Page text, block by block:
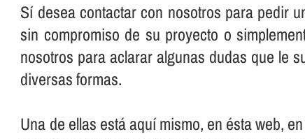
Sí­ desea contactar con nosotros para pedir
sin compromiso de su proyecto o
nosotros para aclarar algunas dudas que le
diversas formas.
Una de ellas está aquí­ mismo, en ésta web,